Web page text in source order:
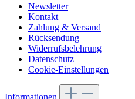
Newsletter
Kontakt
Zahlung & Versand
Rücksendung
Widerrufsbelehrung
Datenschutz
Cookie-Einstellungen
Informationen